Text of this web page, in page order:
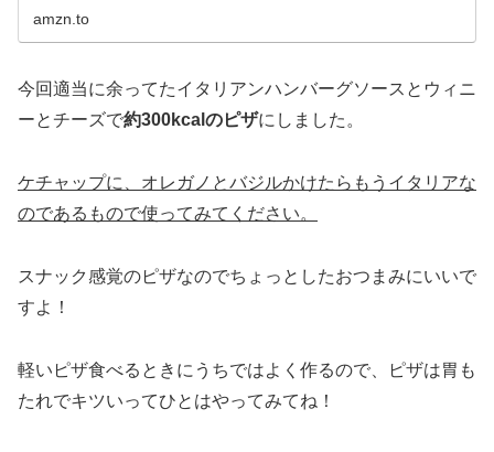
amzn.to
今回適当に余ってたイタリアンハンバーグソースとウィニ
ーとチーズで約300kcalのピザにしました。
ケチャップに、オレガノとバジルかけたらもうイタリアな
のであるもので使ってみてください。
スナック感覚のピザなのでちょっとしたおつまみにいいで
すよ！
軽いピザ食べるときにうちではよく作るので、ピザは胃も
たれでキツいってひとはやってみてね！